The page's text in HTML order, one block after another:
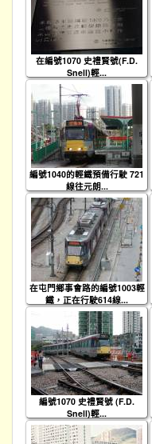
在編號1070 史禮賢號(F.D.
Snell)輕...
編號1040的輕鐵預備行駛 721
線往元朗...
在屯門鄉事會路的編號1003輕
鐵，正在行駛614線...
編號1070 史禮賢號 (F.D.
Snell)輕...